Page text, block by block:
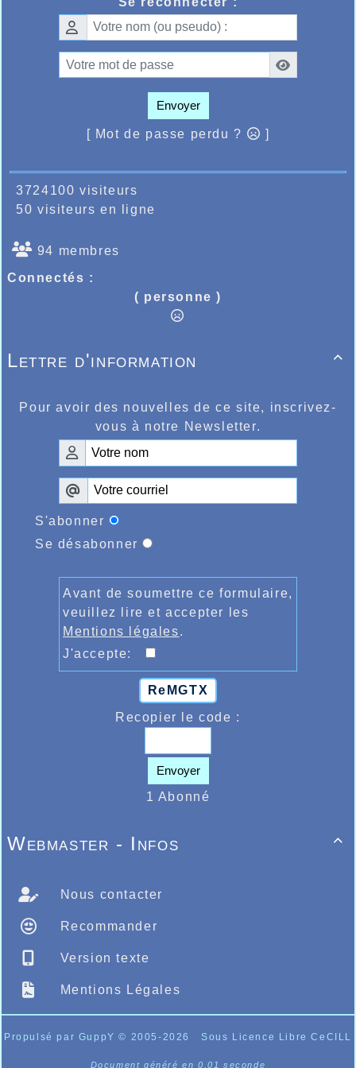
lancer de poids, côté garçons, Edouard
Antonio Gomes courait le 60m plat en 7.77
et Antoine Catoire lançait le poids de plus
de 7kgs à 6m67.
A Gravelines sur les traces de Vauban une
jeunes sur le 1500m trail et pour son papa
Vincent chez les « masters » et sur 3000m.
3000m Masters + de 50
Envoyer
[ Mot de passe perdu ? ]
3724100 visiteurs
50 visiteurs en ligne
94 membres
Connectés :
( personne )

Lettre d'information
Pour avoir des nouvelles de ce site, inscrivez-
vous à notre Newsletter.
S'abonner
Se désabonner
Avant de soumettre ce formulaire,
veuillez lire et accepter les
Mentions légales.
J'accepte:
ReMGTX
Recopier le code :
Envoyer
1 Abonné

Webmaster - Infos
Nous contacter
Recommander
Version texte
Mentions Légales
Propulsé par GuppY© 2005-2026 Sous Licence Libre CeCILL
Document généré en 0.01 seconde